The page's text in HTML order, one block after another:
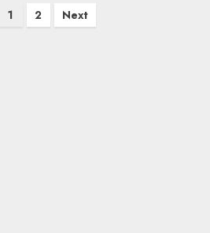
1 2 Next